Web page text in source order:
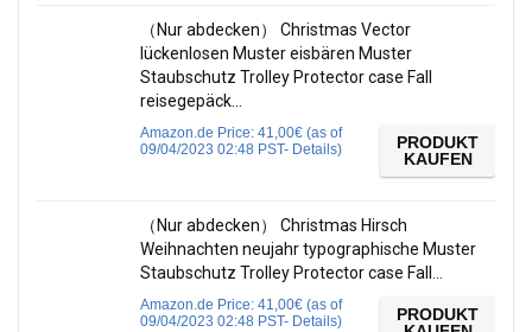
（Nur abdecken） Christmas Vector
lückenlosen Muster eisbären Muster
Staubschutz Trolley Protector case Fall
reisegepäck…
Amazon.de Price: 41,00€ (as of
09/04/2023 02:48 PST- Details)
PRODUKT
KAUFEN
（Nur abdecken） Christmas Hirsch
Weihnachten neujahr typographische Muster
Staubschutz Trolley Protector case Fall…
Amazon.de Price: 41,00€ (as of
09/04/2023 02:48 PST- Details)
PRODUKT